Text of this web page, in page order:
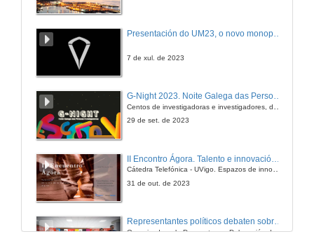
7 de xul. de 2023
G-Night 2023. Noite Galega das Persoas Investigadoras. Conciencias creativas
29 de set. de 2023
Cátedra Telefónica - UVigo. Espazos de innovación
31 de out. de 2023
Representantes políticos debaten sobre educación e xuventude no campus de Pontevedra
Organizado polo Decanato e a Delegación de Alumnado de Dirección e Xestión Pública e coa participación de candidatos de PP, BNG, PSOE, Sumar e Podemos